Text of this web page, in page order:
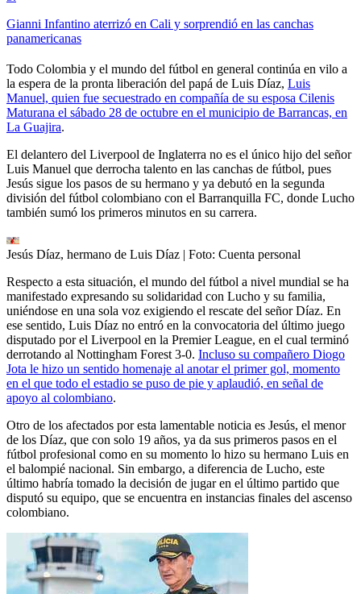
Gianni Infantino aterrizó en Cali y sorprendió en las canchas
panamericanas
Todo Colombia y el mundo del fútbol en general continúa en vilo a
la espera de la pronta liberación del papá de Luis Díaz, Luis
Manuel, quien fue secuestrado en compañía de su esposa Cilenis
Maturana el sábado 28 de octubre en el municipio de Barrancas, en
La Guajira.
El delantero del Liverpool de Inglaterra no es el único hijo del señor
Luis Manuel que derrocha talento en las canchas de fútbol, pues
Jesús sigue los pasos de su hermano y ya debutó en la segunda
división del fútbol colombiano con el Barranquilla FC, donde Lucho
también sumó los primeros minutos en su carrera.
Jesús Díaz, hermano de Luis Díaz | Foto: Cuenta personal
Respecto a esta situación, el mundo del fútbol a nivel mundial se ha
manifestado expresando su solidaridad con Lucho y su familia,
uniéndose en una sola voz exigiendo el rescate del señor Díaz. En
ese sentido, Luis Díaz no entró en la convocatoria del último juego
disputado por el Liverpool en la Premier League, en el cual terminó
derrotando al Nottingham Forest 3-0. Incluso su compañero Diogo
Jota le hizo un sentido homenaje al anotar el primer gol, momento
en el que todo el estadio se puso de pie y aplaudió, en señal de
apoyo al colombiano.
Otro de los afectados por esta lamentable noticia es Jesús, el menor
de los Díaz, que con solo 19 años, ya da sus primeros pasos en el
fútbol profesional como en su momento lo hizo su hermano Luis en
el balompié nacional. Sin embargo, a diferencia de Lucho, este
último habría tomado la decisión de jugar en el último partido que
disputó su equipo, que se encuentra en instancias finales del ascenso
colombiano.